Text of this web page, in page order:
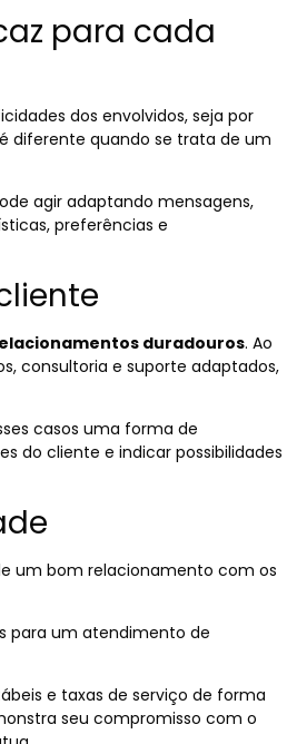
para cada
dos envolvidos, seja por
diferente quando se trata de um
agir adaptando mensagens,
preferências e
duradouros. Ao
consultoria e suporte adaptados,
casos uma forma de
do cliente e indicar possibilidades
um bom relacionamento com os
para um atendimento de
e taxas de serviço de forma
seu compromisso com o